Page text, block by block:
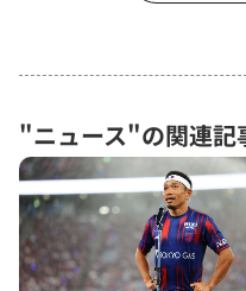
"ニュース"の関連記